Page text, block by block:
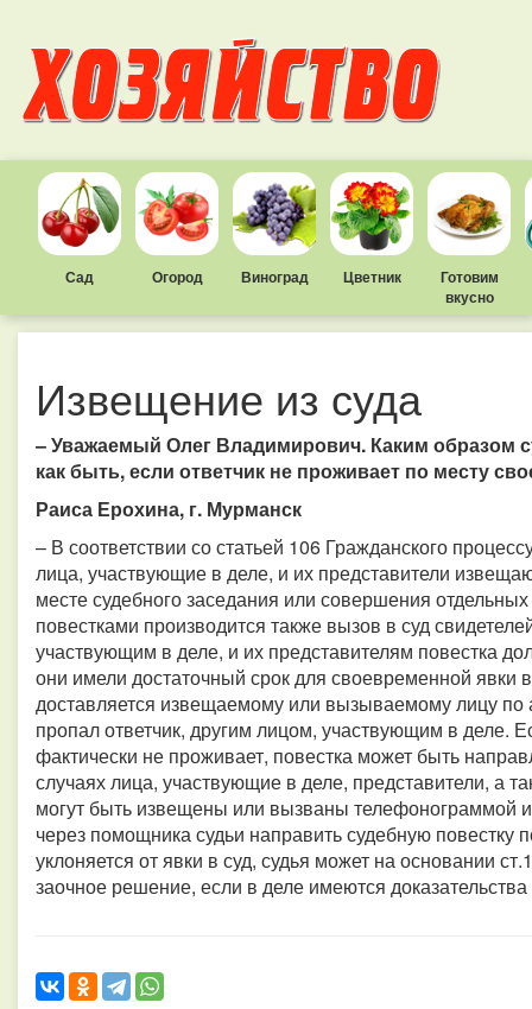
Сад Огород Виноград Цветник
Готовим
вкусно
Извещение из суда
– Уважаемый Олег Владимирович. Каким образом
как быть, если ответчик не проживает по месту
Раиса Ерохина, г. Мурманск
– В соответствии со статьей 106 Гражданского
лица, участвующие в деле, и их представители
месте судебного заседания или совершения
повестками производится также вызов в суд
участвующим в деле, и их представителям повестка
они имели достаточный срок для своевременной явки
доставляется извещаемому или вызываемому лицу по
пропал ответчик, другим лицом, участвующим в деле.
фактически не проживает, повестка может быть
случаях лица, участвующие в деле, представители, а
могут быть извещены или вызваны телефонограммой
через помощника судьи направить судебную повестку
уклоняется от явки в суд, судья может на основании
заочное решение, если в деле имеются